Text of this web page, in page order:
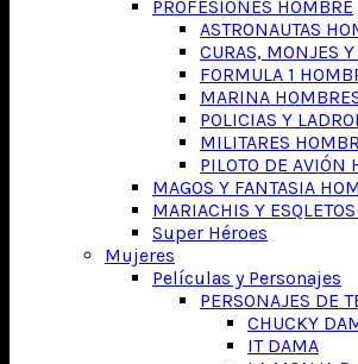
PROFESIONES HOMBRE
ASTRONAUTAS
CURAS, MONJES Y
FORMULA 1
MARINA
POLICIAS Y
MILITARES
PILOTO DE AVIÓN
MAGOS Y FANTASIA
MARIACHIS Y
Super Héroes
Mujeres
Películas y Personajes
PERSONAJES DE
CHUCKY
IT DAMA